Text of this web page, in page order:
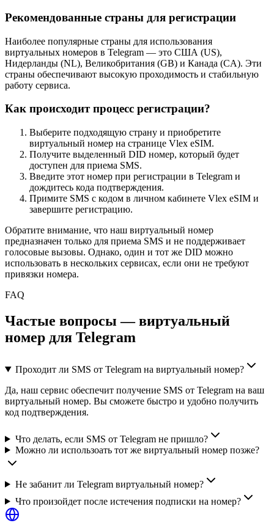
Рекомендованные страны для регистрации
Наиболее популярные страны для использования
виртуальных номеров в Telegram — это США (US),
Нидерланды (NL), Великобритания (GB) и Канада (CA). Эти
страны обеспечивают высокую проходимость и стабильную
работу сервиса.
Как происходит процесс регистрации?
Выберите подходящую страну и приобретите
виртуальный номер на странице Vlex eSIM.
Получите выделенный DID номер, который будет
доступен для приема SMS.
Введите этот номер при регистрации в Telegram и
дождитесь кода подтверждения.
Примите SMS с кодом в личном кабинете Vlex eSIM и
завершите регистрацию.
Обратите внимание, что наш виртуальный номер
предназначен только для приема SMS и не поддерживает
голосовые вызовы. Однако, один и тот же DID можно
использовать в нескольких сервисах, если они не требуют
привязки номера.
FAQ
Частые вопросы — виртуальный
номер для Telegram
Проходит ли SMS от Telegram на виртуальный номер?
Да, наш сервис обеспечит получение SMS от Telegram на ваш
виртуальный номер. Вы сможете быстро и удобно получить
код подтверждения.
Что делать, если SMS от Telegram не пришло?
Можно ли использоать тот же виртуальный номер позже?
Не забанит ли Telegram виртуальный номер?
Что произойдет после истечения подписки на номер?